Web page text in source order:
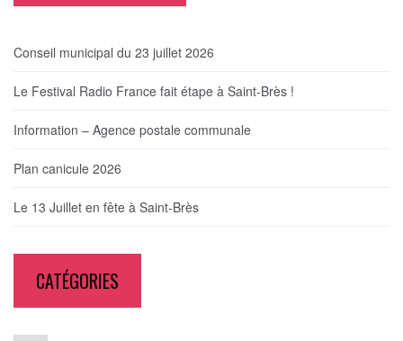
Conseil municipal du 23 juillet 2026
Le Festival Radio France fait étape à Saint-Brès !
Information – Agence postale communale
Plan canicule 2026
Le 13 Juillet en fête à Saint-Brès
CATÉGORIES